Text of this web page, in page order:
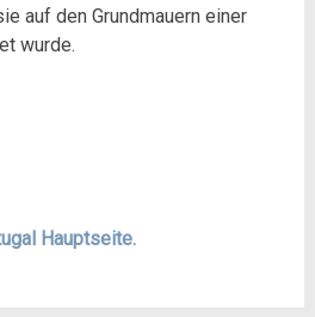
auf den Grundmauern einer
wurde.
Hauptseite.